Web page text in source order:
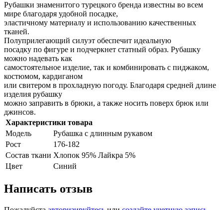
Рубашки знаменитого турецкого бренда известны во всем
мире благодаря удобной посадке,
эластичному материалу и использованию качественных
тканей.
Полуприлегающий силуэт обеспечит идеальную
посадку по фигуре и подчеркнет статный образ. Рубашку
можно надевать как
самостоятельное изделие, так и комбинировать с пиджаком,
костюмом, кардиганом
или свитером в прохладную погоду. Благодаря средней длине
изделия рубашку
можно заправить в брюки, а также носить поверх брюк или
джинсов.
Характеристики товара
Модель
Рубашка с длинным рукавом
Рост
176-182
Состав ткани Хлопок 95% Лайкра 5%
Цвет
Синий
Написать отзыв